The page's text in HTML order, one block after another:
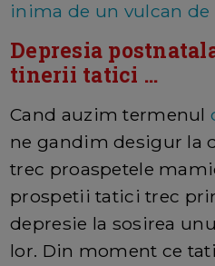
inima de un vulcan
Depresia
tinerii tatici ...
Cand auzim termenul
ne gandim desigur la
trec proaspetele
prospetii tatici trec
depresie la sosirea
lor. Din moment ce